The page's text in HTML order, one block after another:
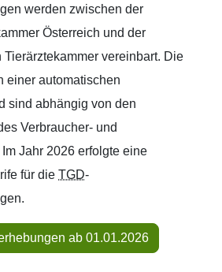
werden zwischen der
Österreich und der
vereinbart. Die
einer automatischen
sind abhängig von den
Verbraucher- und
Jahr 2026 erfolgte eine
für die TGD-
ab 01.01.2026